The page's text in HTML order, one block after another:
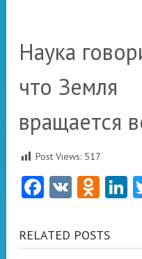
Наука
что Земля
вращается
Post Views: 517
Facebook
VK
RELATED POSTS